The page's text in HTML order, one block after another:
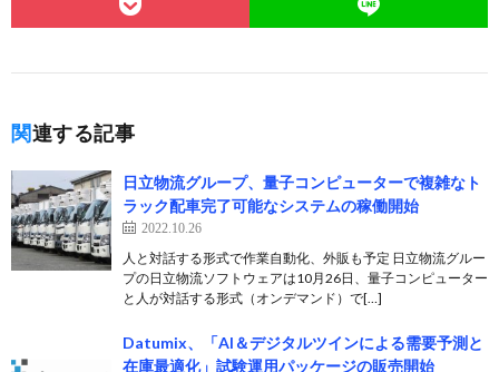
関連する記事
日立物流グループ、量子コンピューターで複雑なト
ラック配車完了可能なシステムの稼働開始
2022.10.26
人と対話する形式で作業自動化、外販も予定 日立物流グルー
プの日立物流ソフトウェアは10月26日、量子コンピューター
と人が対話する形式（オンデマンド）で[…]
Datumix、「AI＆デジタルツインによる需要予測と
在庫最適化」試験運用パッケージの販売開始